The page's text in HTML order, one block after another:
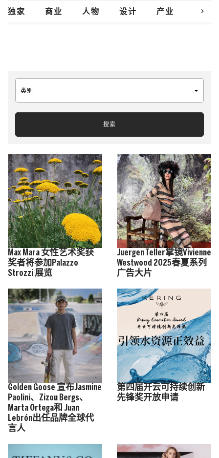
独家 商业 人物 设计 产业 创新
chevron_right
类别
搜索
Max Mara 女性艺术奖获
奖者将参加Palazzo
Strozzi 展览
Juergen Teller掌镜Vivienne
Westwood 2025春夏系列
广告大片
Golden Goose 宣布Jasmine
Paolini、Zizou Bergs、
Marta Ortega和 Juan
Lebrón出任品牌全球代
言人
第四届开云可持续创新
先锋奖开放申请